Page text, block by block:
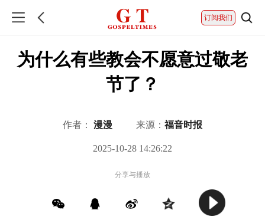
订阅我们
为什么有些教会不愿意过敬老
节了？
作者： 漫漫 来源： 福音时报
2025-10-28 14:26:22
分享与播放